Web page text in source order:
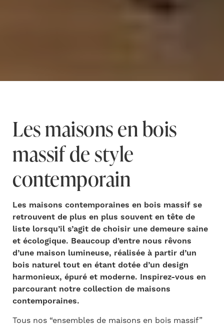
Les maisons en bois
massif de style
contemporain
Les maisons contemporaines en bois massif se
retrouvent de plus en plus souvent en tête de
liste lorsqu’il s’agit de choisir une demeure saine
et écologique. Beaucoup d’entre nous rêvons
d’une maison lumineuse, réalisée à partir d’un
bois naturel tout en étant dotée d’un design
harmonieux, épuré et moderne. Inspirez-vous en
parcourant notre collection de maisons
contemporaines.
Tous nos “ensembles de maisons en bois massif”